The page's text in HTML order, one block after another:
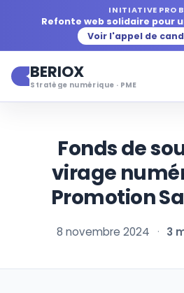
INITIATIVE PRO
Refonte web solidaire pour
Voir l'appel de
BERIOX
Stratège numérique · PME
Fonds de
virage
Promotion
8 novembre 2024 · 3